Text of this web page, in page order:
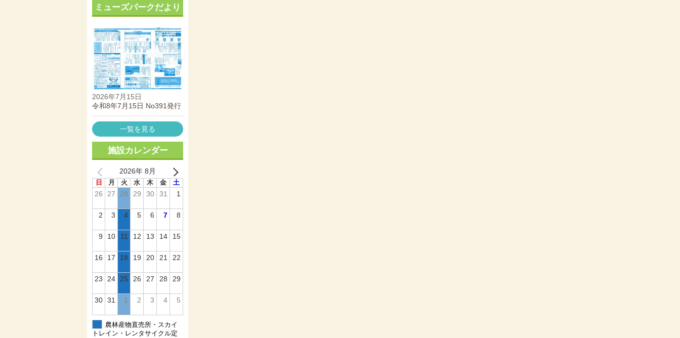
ミューズパークだより
2026年7月15日
令和8年7月15日 No391発行
一覧を見る
施設カレンダー
2026年 8月
日 月 火 水 木 金 土
26 27 28 29 30 31 1
2 3 4 5 6 7 8
9 10 11 12 13 14 15
16 17 18 19 20 21 22
23 24 25 26 27 28 29
30 31 1 2 3 4 5
農林産物直売所・スカイ
トレイン・レンタサイクル定